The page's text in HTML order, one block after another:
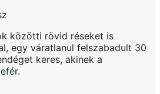
közötti rövid réseket is
egy váratlanul felszabadult 30
keres, akinek a